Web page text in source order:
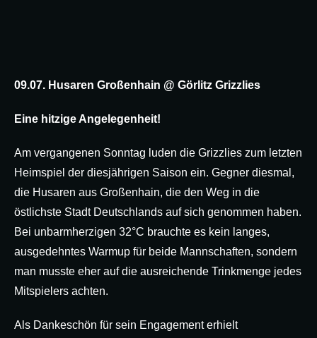
09.07. Husaren Großenhain @ Görlitz Grizzlies
Eine hitzige Angelegenheit!
Am vergangenen Sonntag luden die Grizzlies zum letzten
Heimspiel der diesjährigen Saison ein. Gegner diesmal,
die Husaren aus Großenhain, die den Weg in die
östlichste Stadt Deutschlands auf sich genommen haben.
Bei unbarmherzigen 32°C brauchte es kein langes,
ausgedehntes Warmup für beide Mannschaften, sondern
man musste eher auf die ausreichende Trinkmenge jedes
Mitspielers achten.
Als Dankeschön für sein Engagement erhielt